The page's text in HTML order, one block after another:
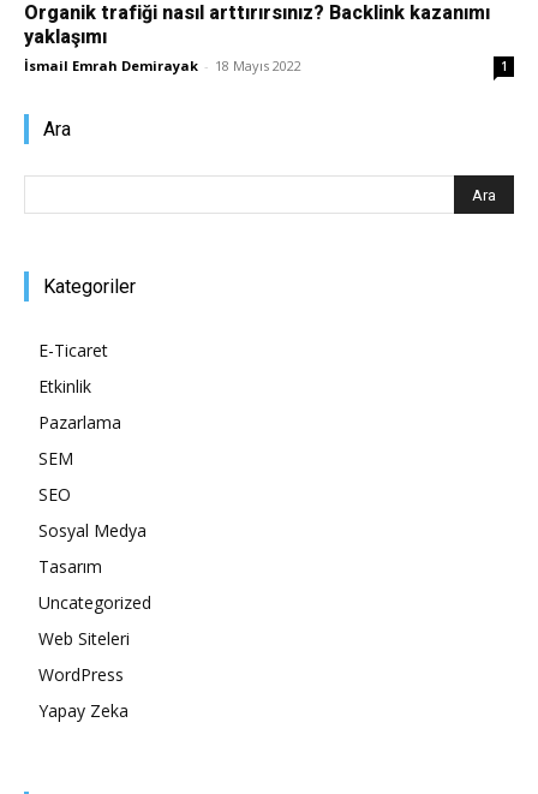
Organik trafiği nasıl arttırırsınız? Backlink kazanımı
yaklaşımı
İsmail Emrah Demirayak - 18 Mayıs 2022 1
Ara
Kategoriler
E-Ticaret
Etkinlik
Pazarlama
SEM
SEO
Sosyal Medya
Tasarım
Uncategorized
Web Siteleri
WordPress
Yapay Zeka